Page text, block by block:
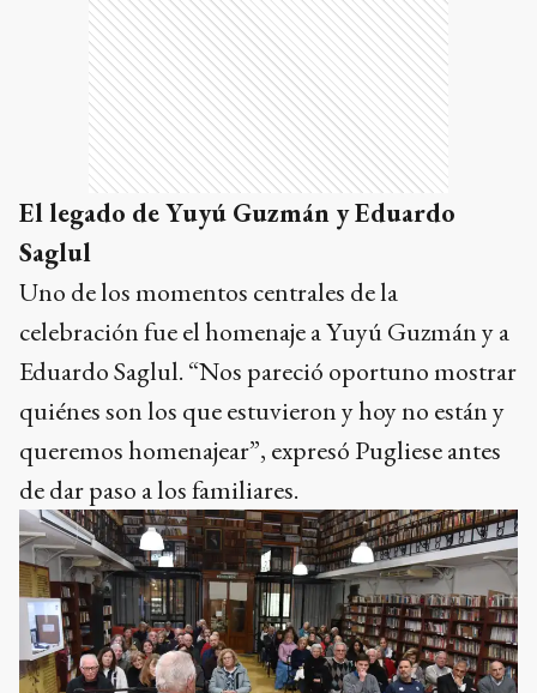
El legado de Yuyú Guzmán y Eduardo
Saglul
Uno de los momentos centrales de la
celebración fue el homenaje a Yuyú Guzmán y a
Eduardo Saglul. “Nos pareció oportuno mostrar
quiénes son los que estuvieron y hoy no están y
queremos homenajear”, expresó Pugliese antes
de dar paso a los familiares.